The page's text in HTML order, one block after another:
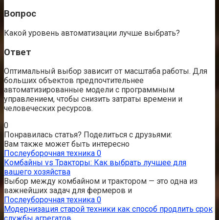
Вопрос
Какой уровень автоматизации лучше выбрать?
Ответ
Оптимальный выбор зависит от масштаба работы. Для
больших объектов предпочтительнее
автоматизированные модели с программным
управлением, чтобы снизить затраты времени и
человеческих ресурсов.
0
Понравилась статья? Поделиться с друзьями:
Вам также может быть интересно
Послеуборочная техника 0
Комбайны vs Тракторы: Как выбрать лучшее для
вашего хозяйства
Выбор между комбайном и трактором — это одна из
важнейших задач для фермеров и
Послеуборочная техника 0
Модернизация старой техники как способ продлить срок